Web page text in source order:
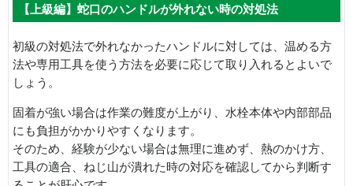
【上級編】蛇口のハンドルが外れない時の対処法
初級の対処法で外れなかったハンドルに対しては、温める方
法や専用工具を使う方法を必要に応じて取り入れるとよいで
しょう。
固着が強い場合は作業の難度が上がり、水栓本体や内部部品
にも負担がかかりやすくなります。
そのため、経験が少ない場合は無理に進めず、熱のかけ方、
工具の適合、ねじ山が潰れた時の対応を確認してから判断す